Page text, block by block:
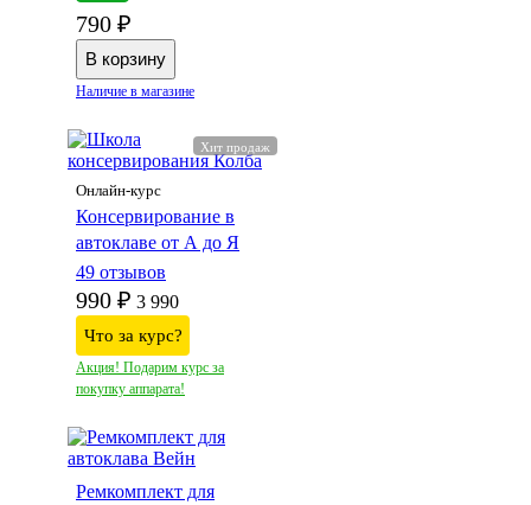
790 ₽
Наличие в магазине
Хит продаж
Онлайн-курс
Консервирование в
автоклаве от А до Я
49 отзывов
990 ₽ 3 990
Что за курс?
Акция! Подарим курс за
покупку аппарата!
Ремкомплект для